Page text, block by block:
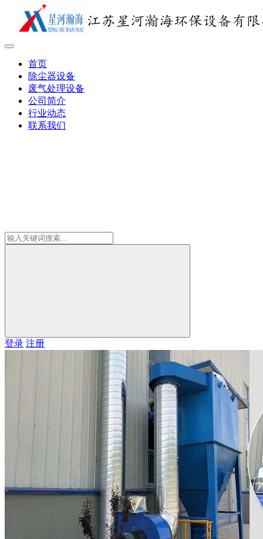
首页
除尘器设备
废气处理设备
公司简介
行业动态
联系我们
登录 注册